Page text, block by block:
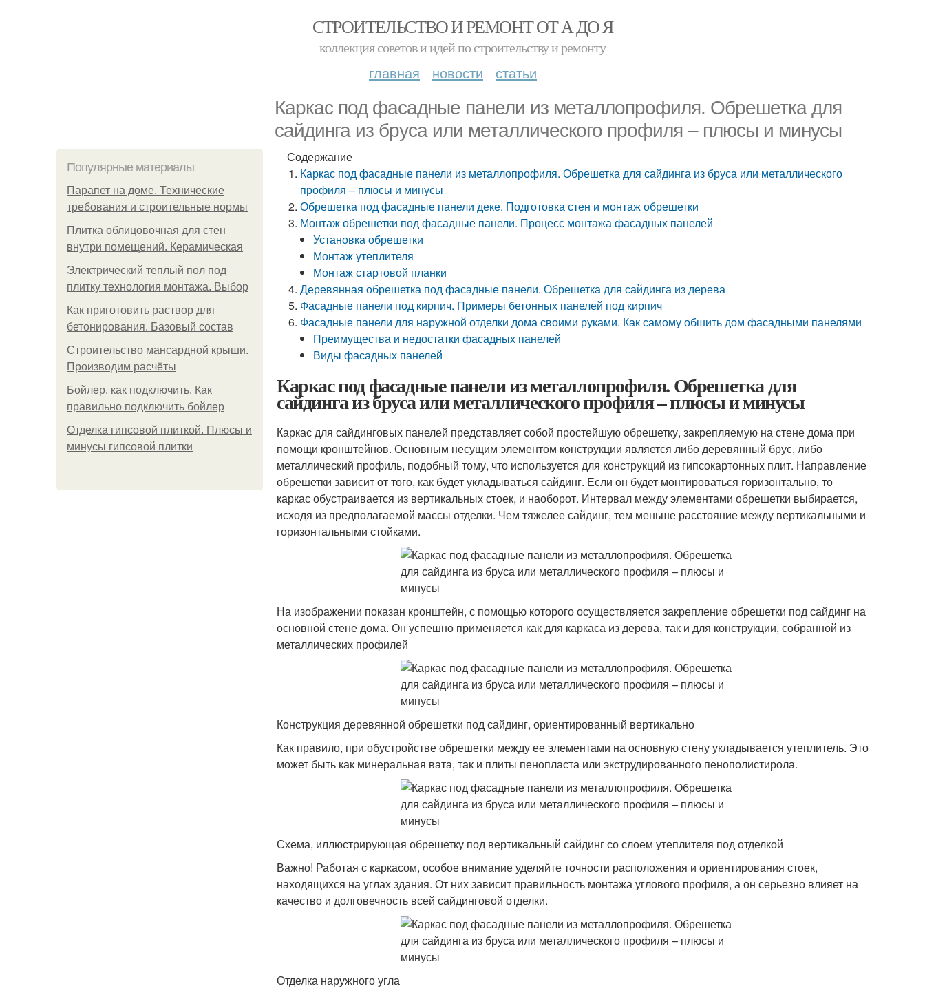
СТРОИТЕЛЬСТВО И РЕМОНТ ОТ А ДО Я
коллекция советов и идей по строительству и ремонту
главная новости статьи
Каркас под фасадные панели из металлопрофиля. Обрешетка для
сайдинга из бруса или металлического профиля – плюсы и минусы
Популярные материалы
Парапет на доме. Технические
требования и строительные нормы
Плитка облицовочная для стен
внутри помещений. Керамическая
Электрический теплый пол под
плитку технология монтажа. Выбор
Как приготовить раствор для
бетонирования. Базовый состав
Строительство мансардной крыши.
Производим расчёты
Бойлер, как подключить. Как
правильно подключить бойлер
Отделка гипсовой плиткой. Плюсы и
минусы гипсовой плитки
Содержание
Каркас под фасадные панели из металлопрофиля. Обрешетка для сайдинга из бруса или металлического
профиля – плюсы и минусы
Обрешетка под фасадные панели деке. Подготовка стен и монтаж обрешетки
Монтаж обрешетки под фасадные панели. Процесс монтажа фасадных панелей
Установка обрешетки
Монтаж утеплителя
Монтаж стартовой планки
Деревянная обрешетка под фасадные панели. Обрешетка для сайдинга из дерева
Фасадные панели под кирпич. Примеры бетонных панелей под кирпич
Фасадные панели для наружной отделки дома своими руками. Как самому обшить дом фасадными панелями
Преимущества и недостатки фасадных панелей
Виды фасадных панелей
Каркас под фасадные панели из металлопрофиля. Обрешетка для
сайдинга из бруса или металлического профиля – плюсы и минусы
Каркас для сайдинговых панелей представляет собой простейшую обрешетку, закрепляемую на стене дома при
помощи кронштейнов. Основным несущим элементом конструкции является либо деревянный брус, либо
металлический профиль, подобный тому, что используется для конструкций из гипсокартонных плит. Направление
обрешетки зависит от того, как будет укладываться сайдинг. Если он будет монтироваться горизонтально, то
каркас обустраивается из вертикальных стоек, и наоборот. Интервал между элементами обрешетки выбирается,
исходя из предполагаемой массы отделки. Чем тяжелее сайдинг, тем меньше расстояние между вертикальными и
горизонтальными стойками.
На изображении показан кронштейн, с помощью которого осуществляется закрепление обрешетки под сайдинг на
основной стене дома. Он успешно применяется как для каркаса из дерева, так и для конструкции, собранной из
металлических профилей
Конструкция деревянной обрешетки под сайдинг, ориентированный вертикально
Как правило, при обустройстве обрешетки между ее элементами на основную стену укладывается утеплитель. Это
может быть как минеральная вата, так и плиты пенопласта или экструдированного пенополистирола.
Схема, иллюстрирующая обрешетку под вертикальный сайдинг со слоем утеплителя под отделкой
Важно! Работая с каркасом, особое внимание уделяйте точности расположения и ориентирования стоек,
находящихся на углах здания. От них зависит правильность монтажа углового профиля, а он серьезно влияет на
качество и долговечность всей сайдинговой отделки.
Отделка наружного угла